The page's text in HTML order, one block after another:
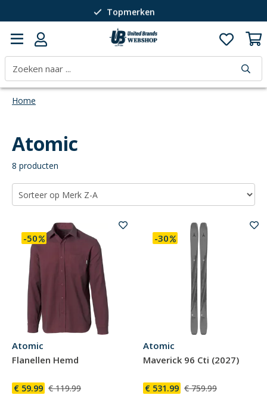
Topmerken
Passie voor wintersport
40 jaar expertise
Home
Atomic
8 producten
Atomic
Flanellen Hemd
€ 59.99 € 119.99
-50
Atomic
Maverick 96 Cti (2027)
€ 531.99 € 759.99
-30